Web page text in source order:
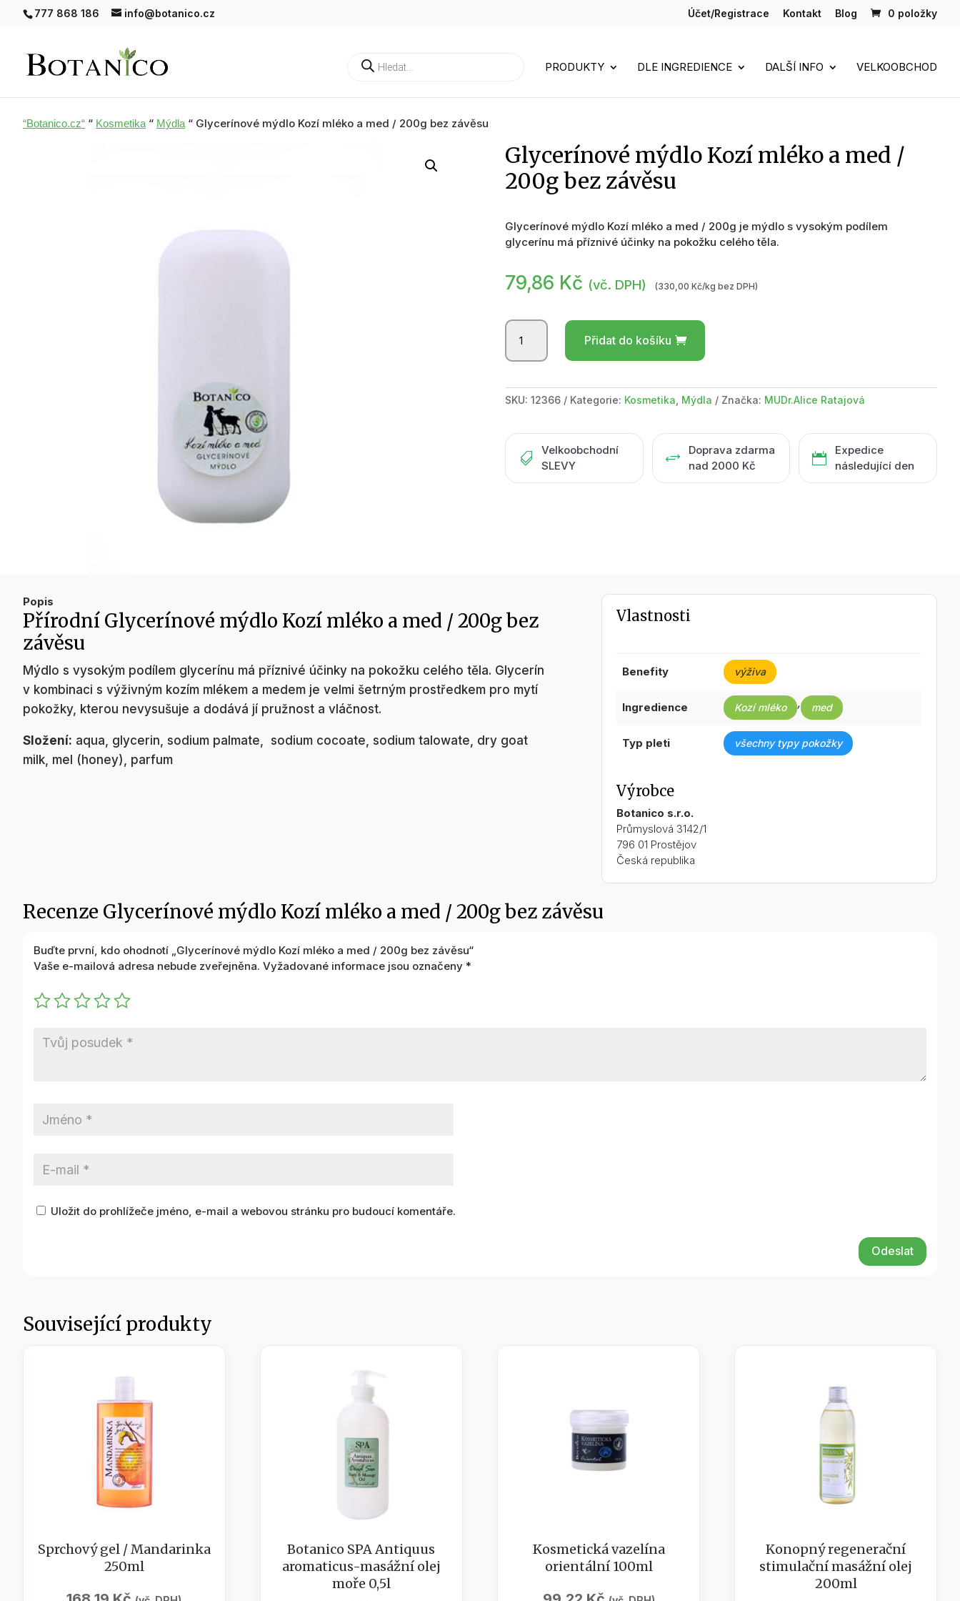
777 868 186 info@botanico.cz Účet/Registrace Kontakt Blog 0 položky
Products
search
PRODUKTY DLE INGREDIENCE DALŠÍ INFO VELKOOBCHOD
“Botanico.cz“ “ Kosmetika“ Mýdla“ Glycerínové mýdlo Kozí mléko a med / 200g bez závěsu
Glycerínové mýdlo Kozí mléko a med /
200g bez závěsu
Glycerínové mýdlo Kozí mléko a med / 200g je mýdlo s vysokým podílem
glycerínu má příznivé účinky na pokožku celého těla.
79,86 Kč (vč. DPH) (330,00 Kč/kg bez DPH)
Glycerínové
mýdlo
Kozí
a
med
200g
bez
závěsu
množství
Přidat do košíku
SKU:12366 Kategorie: Kosmetika Mýdla Značka: MUDr.Alice Ratajová

Velkoobchodní
SLEVY
+
Doprava zdarma
nad 2000 Kč

Expedice
následující den
Popis
Přírodní Glycerínové mýdlo Kozí mléko a med / 200g bez
závěsu
Mýdlo s vysokým podílem glycerínu má příznivé účinky na pokožku celého těla. Glycerín
v kombinaci s výživným kozím mlékem a medem je velmi šetrným prostředkem pro mytí
pokožky, kterou nevysušuje a dodává jí pružnost a vláčnost.
Složení: aqua, glycerin, sodium palmate, sodium cocoate, sodium talowate, dry goat
milk, mel (honey), parfum
Vlastnosti
benefity výživa
ingredience Kozí mléko , med
typ pleti všechny typy pokožky
Výrobce
Botanico s.r.o.
Průmyslová 3142/1
796 01 Prostějov
Česká republika
Recenze Glycerínové mýdlo Kozí mléko a med / 200g bez závěsu
Buďte první, kdo ohodnotí „Glycerínové mýdlo Kozí mléko a med / 200g bez závěsu“
Vaše e-mailová adresa nebude zveřejněna. Vyžadované informace jsou označeny *
Uložit do prohlížeče jméno, e-mail a webovou stránku pro budoucí komentáře.
Odeslat
Související produkty
Sprchový gel / Mandarinka
250ml
Botanico SPA Antiquus
aromaticus-masážní olej
moře 0,5l
Kosmetická vazelína
orientální 100ml
Konopný regenerační
stimulační masážní olej
200ml